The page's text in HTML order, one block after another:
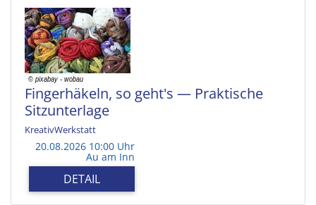
Fingerhäkeln, so geht's — Praktische
Sitzunterlage
KreativWerkstatt
20.08.2026 10:00 Uhr
Au am Inn
DETAIL